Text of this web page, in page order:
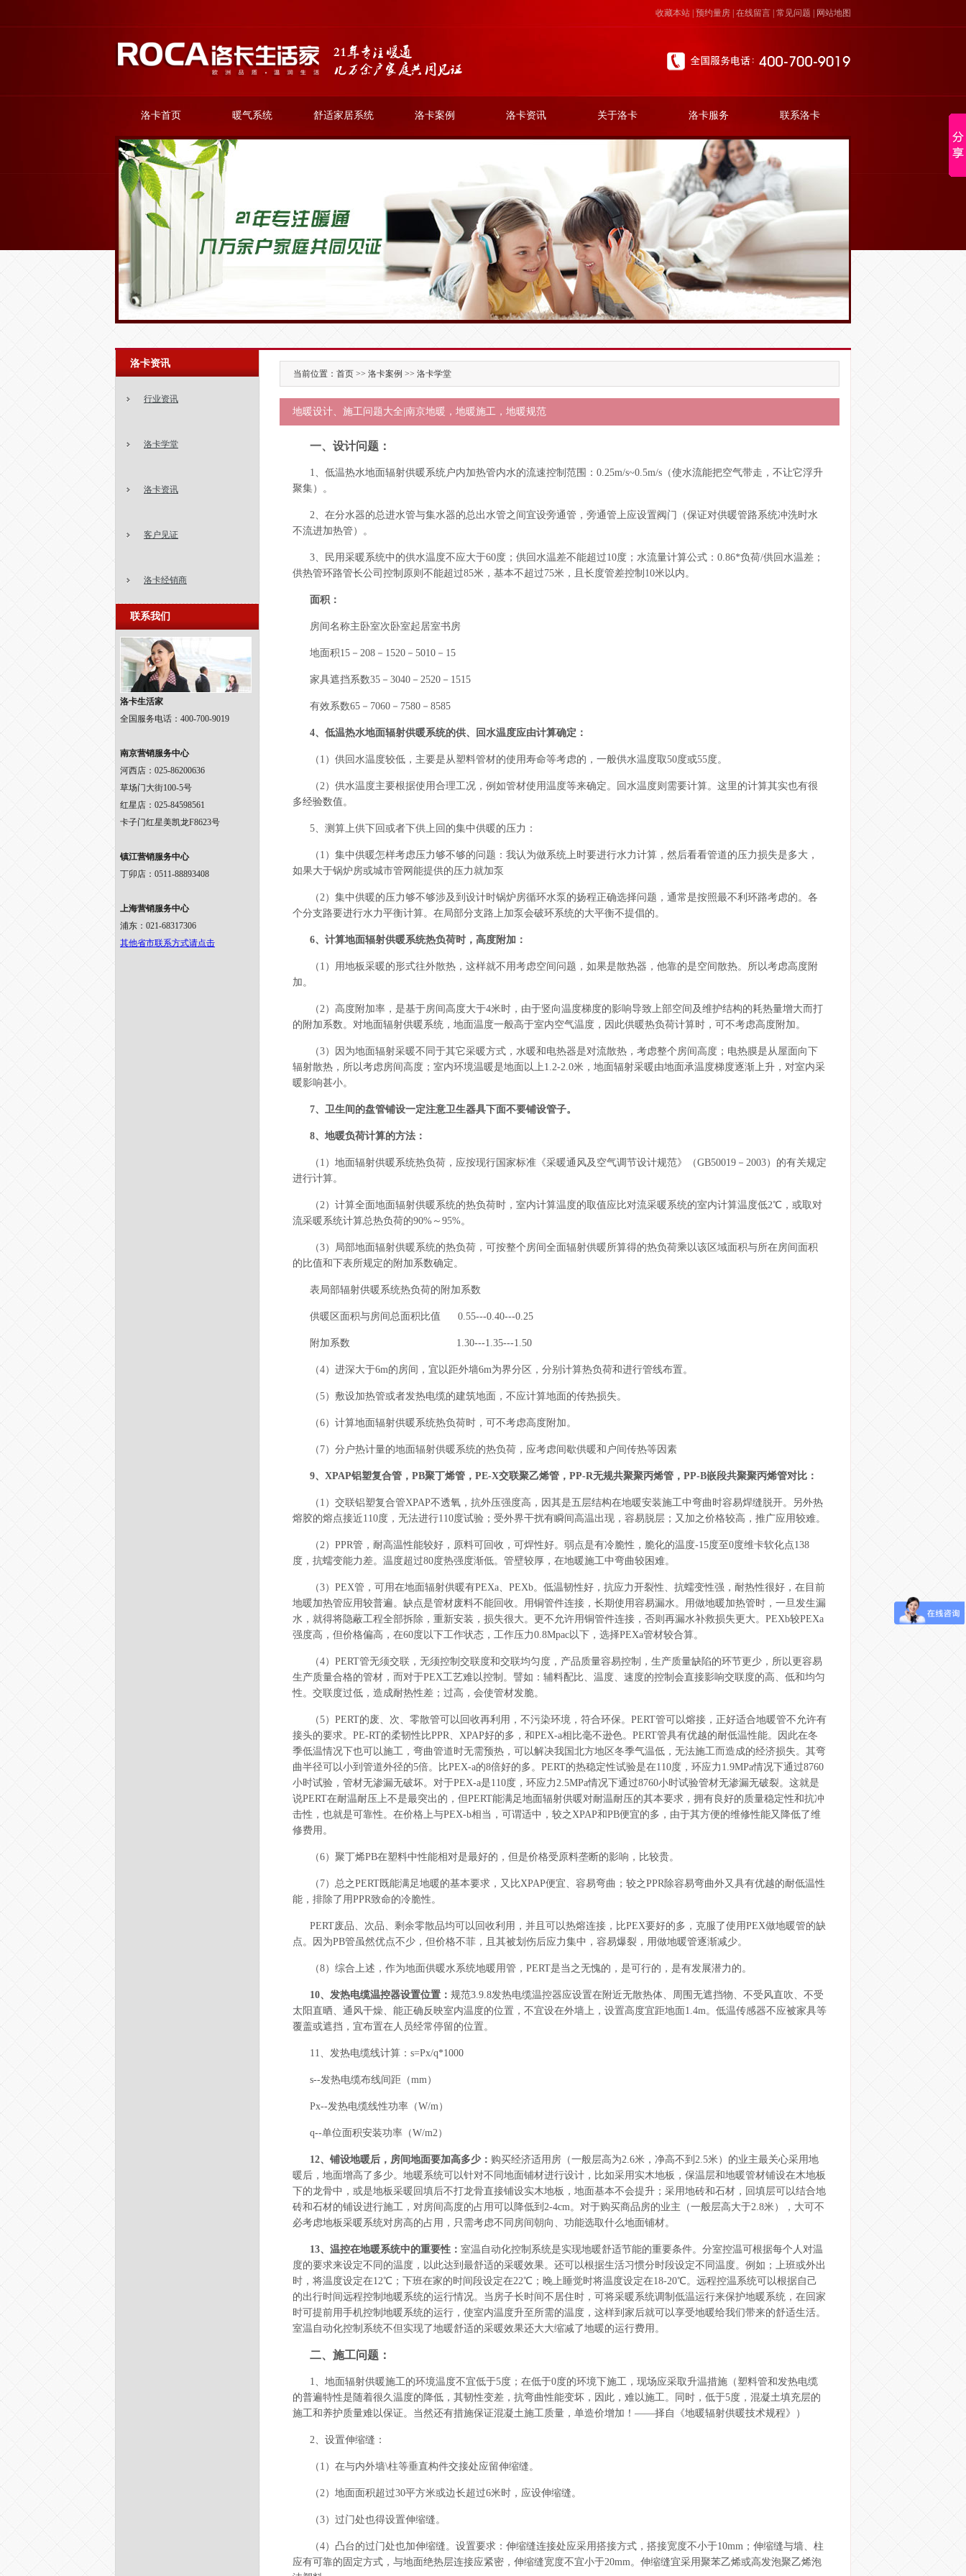
收藏本站 预约量房 在线留言 常见问题 网站地图
洛卡首页 暖气系统 舒适家居系统 洛卡案例 洛卡资讯 关于洛卡 洛卡服务 联系洛卡
洛卡资讯
行业资讯
洛卡学堂
洛卡资讯
客户见证
洛卡经销商
联系我们
洛卡生活家
全国服务电话：400-700-9019
南京营销服务中心
河西店：025-86200636
草场门大街100-5号
红星店：025-84598561
卡子门红星美凯龙F8623号
镇江营销服务中心
丁卯店：0511-88893408
上海营销服务中心
浦东：021-68317306
其他省市联系方式请点击
当前位置：首页 >> 洛卡案例 >> 洛卡学堂
地暖设计、施工问题大全|南京地暖，地暖施工，地暖规范
一、设计问题：
1、低温热水地面辐射供暖系统户内加热管内水的流速控制范围：0.25m/s~0.5m/s（使水流能把空气带走，不让它浮升
聚集）。
2、在分水器的总进水管与集水器的总出水管之间宜设旁通管，旁通管上应设置阀门（保证对供暖管路系统冲洗时水
不流进加热管）。
3、民用采暖系统中的供水温度不应大于60度；供回水温差不能超过10度；水流量计算公式：0.86*负荷/供回水温差；
供热管环路管长公司控制原则不能超过85米，基本不超过75米，且长度管差控制10米以内。
面积：
房间名称主卧室次卧室起居室书房
地面积15－208－1520－5010－15
家具遮挡系数35－3040－2520－1515
有效系数65－7060－7580－8585
4、低温热水地面辐射供暖系统的供、回水温度应由计算确定：
（1）供回水温度较低，主要是从塑料管材的使用寿命等考虑的，一般供水温度取50度或55度。
（2）供水温度主要根据使用合理工况，例如管材使用温度等来确定。回水温度则需要计算。这里的计算其实也有很
多经验数值。
5、测算上供下回或者下供上回的集中供暖的压力：
（1）集中供暖怎样考虑压力够不够的问题：我认为做系统上时要进行水力计算，然后看看管道的压力损失是多大，
如果大于锅炉房或城市管网能提供的压力就加泵
（2）集中供暖的压力够不够涉及到设计时锅炉房循环水泵的扬程正确选择问题，通常是按照最不利环路考虑的。各
个分支路要进行水力平衡计算。在局部分支路上加泵会破环系统的大平衡不提倡的。
6、计算地面辐射供暖系统热负荷时，高度附加：
（1）用地板采暖的形式往外散热，这样就不用考虑空间问题，如果是散热器，他靠的是空间散热。所以考虑高度附
加。
（2）高度附加率，是基于房间高度大于4米时，由于竖向温度梯度的影响导致上部空间及维护结构的耗热量增大而打
的附加系数。对地面辐射供暖系统，地面温度一般高于室内空气温度，因此供暖热负荷计算时，可不考虑高度附加。
（3）因为地面辐射采暖不同于其它采暖方式，水暖和电热器是对流散热，考虑整个房间高度；电热膜是从屋面向下
辐射散热，所以考虑房间高度；室内环境温暖是地面以上1.2-2.0米，地面辐射采暖由地面承温度梯度逐渐上升，对室内采
暖影响甚小。
7、卫生间的盘管铺设一定注意卫生器具下面不要铺设管子。
8、地暖负荷计算的方法：
（1）地面辐射供暖系统热负荷，应按现行国家标准《采暖通风及空气调节设计规范》（GB50019－2003）的有关规定
进行计算。
（2）计算全面地面辐射供暖系统的热负荷时，室内计算温度的取值应比对流采暖系统的室内计算温度低2℃，或取对
流采暖系统计算总热负荷的90%～95%。
（3）局部地面辐射供暖系统的热负荷，可按整个房间全面辐射供暖所算得的热负荷乘以该区域面积与所在房间面积
的比值和下表所规定的附加系数确定。
表局部辐射供暖系统热负荷的附加系数
供暖区面积与房间总面积比值 0.55---0.40---0.25
附加系数 1.30---1.35---1.50
（4）进深大于6m的房间，宜以距外墙6m为界分区，分别计算热负荷和进行管线布置。
（5）敷设加热管或者发热电缆的建筑地面，不应计算地面的传热损失。
（6）计算地面辐射供暖系统热负荷时，可不考虑高度附加。
（7）分户热计量的地面辐射供暖系统的热负荷，应考虑间歇供暖和户间传热等因素
9、XPAP铝塑复合管，PB聚丁烯管，PE-X交联聚乙烯管，PP-R无规共聚聚丙烯管，PP-B嵌段共聚聚丙烯管对比：
（1）交联铝塑复合管XPAP不透氧，抗外压强度高，因其是五层结构在地暖安装施工中弯曲时容易焊缝脱开。另外热
熔胶的熔点接近110度，无法进行110度试验；受外界干扰有瞬间高温出现，容易脱层；又加之价格较高，推广应用较难。
（2）PPR管，耐高温性能较好，原料可回收，可焊性好。弱点是有冷脆性，脆化的温度-15度至0度维卡软化点138
度，抗蠕变能力差。温度超过80度热强度渐低。管壁较厚，在地暖施工中弯曲较困难。
（3）PEX管，可用在地面辐射供暖有PEXa、PEXb。低温韧性好，抗应力开裂性、抗蠕变性强，耐热性很好，在目前
地暖加热管应用较普遍。缺点是管材废料不能回收。用铜管件连接，长期使用容易漏水。用做地暖加热管时，一旦发生漏
水，就得将隐蔽工程全部拆除，重新安装，损失很大。更不允许用铜管件连接，否则再漏水补救损失更大。PEXb较PEXa
强度高，但价格偏高，在60度以下工作状态，工作压力0.8Mpac以下，选择PEXa管材较合算。
（4）PERT管无须交联，无须控制交联度和交联均匀度，产品质量容易控制，生产质量缺陷的环节更少，所以更容易
生产质量合格的管材，而对于PEX工艺难以控制。譬如：辅料配比、温度、速度的控制会直接影响交联度的高、低和均匀
性。交联度过低，造成耐热性差；过高，会使管材发脆。
（5）PERT的废、次、零散管可以回收再利用，不污染环境，符合环保。PERT管可以熔接，正好适合地暖管不允许有
接头的要求。PE-RT的柔韧性比PPR、XPAP好的多，和PEX-a相比毫不逊色。PERT管具有优越的耐低温性能。因此在冬
季低温情况下也可以施工，弯曲管道时无需预热，可以解决我国北方地区冬季气温低，无法施工而造成的经济损失。其弯
曲半径可以小到管道外径的5倍。比PEX-a的8倍好的多。PERT的热稳定性试验是在110度，环应力1.9MPa情况下通过8760
小时试验，管材无渗漏无破坏。对于PEX-a是110度，环应力2.5MPa情况下通过8760小时试验管材无渗漏无破裂。这就是
说PERT在耐温耐压上不是最突出的，但PERT能满足地面辐射供暖对耐温耐压的其本要求，拥有良好的质量稳定性和抗冲
击性，也就是可靠性。在价格上与PEX-b相当，可谓适中，较之XPAP和PB便宜的多，由于其方便的维修性能又降低了维
修费用。
（6）聚丁烯PB在塑料中性能相对是最好的，但是价格受原料垄断的影响，比较贵。
（7）总之PERT既能满足地暖的基本要求，又比XPAP便宜、容易弯曲；较之PPR除容易弯曲外又具有优越的耐低温性
能，排除了用PPR致命的冷脆性。
PERT废品、次品、剩余零散品均可以回收利用，并且可以热熔连接，比PEX要好的多，克服了使用PEX做地暖管的缺
点。因为PB管虽然优点不少，但价格不菲，且其被划伤后应力集中，容易爆裂，用做地暖管逐渐减少。
（8）综合上述，作为地面供暖水系统地暖用管，PERT是当之无愧的，是可行的，是有发展潜力的。
10、发热电缆温控器设置位置： 规范3.9.8发热电缆温控器应设置在附近无散热体、周围无遮挡物、不受风直吹、不受
太阳直晒、通风干燥、能正确反映室内温度的位置，不宜设在外墙上，设置高度宜距地面1.4m。低温传感器不应被家具等
覆盖或遮挡，宜布置在人员经常停留的位置。
11、发热电缆线计算：s=Px/q*1000
s--发热电缆布线间距（mm）
Px--发热电缆线性功率（W/m）
q--单位面积安装功率（W/m2）
12、铺设地暖后，房间地面要加高多少： 购买经济适用房（一般层高为2.6米，净高不到2.5米）的业主最关心采用地
暖后，地面增高了多少。地暖系统可以针对不同地面铺材进行设计，比如采用实木地板，保温层和地暖管材铺设在木地板
下的龙骨中，或是地板采暖回填后不打龙骨直接铺设实木地板，地面基本不会提升；采用地砖和石材，回填层可以结合地
砖和石材的铺设进行施工，对房间高度的占用可以降低到2-4cm。对于购买商品房的业主（一般层高大于2.8米），大可不
必考虑地板采暖系统对房高的占用，只需考虑不同房间朝向、功能选取什么地面铺材。
13、温控在地暖系统中的重要性： 室温自动化控制系统是实现地暖舒适节能的重要条件。分室控温可根据每个人对温
度的要求来设定不同的温度，以此达到最舒适的采暖效果。还可以根据生活习惯分时段设定不同温度。例如；上班或外出
时，将温度设定在12℃；下班在家的时间段设定在22℃；晚上睡觉时将温度设定在18-20℃。远程控温系统可以根据自己
的出行时间远程控制地暖系统的运行情况。当房子长时间不居住时，可将采暖系统调制低温运行来保护地暖系统，在回家
时可提前用手机控制地暖系统的运行，使室内温度升至所需的温度，这样到家后就可以享受地暖给我们带来的舒适生活。
室温自动化控制系统不但实现了地暖舒适的采暖效果还大大缩减了地暖的运行费用。
二、施工问题：
1、地面辐射供暖施工的环境温度不宜低于5度；在低于0度的环境下施工，现场应采取升温措施（塑料管和发热电缆
的普遍特性是随着很久温度的降低，其韧性变差，抗弯曲性能变坏，因此，难以施工。同时，低于5度，混凝土填充层的
施工和养护质量难以保证。当然还有措施保证混凝土施工质量，单造价增加！——择自《地暖辐射供暖技术规程》）
2、设置伸缩缝：
（1）在与内外墙\柱等垂直构件交接处应留伸缩缝。
（2）地面面积超过30平方米或边长超过6米时，应设伸缩缝。
（3）过门处也得设置伸缩缝。
（4）凸台的过门处也加伸缩缝。设置要求：伸缩缝连接处应采用搭接方式，搭接宽度不小于10mm；伸缩缝与墙、柱
应有可靠的固定方式，与地面绝热层连接应紧密，伸缩缝宽度不宜小于20mm。伸缩缝宜采用聚苯乙烯或高发泡聚乙烯泡